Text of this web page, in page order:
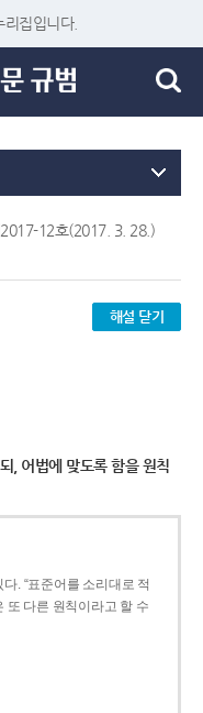
집입니다.
12호(2017. 3. 28.)
해설 닫기
, 어법에 맞도록 함을 원칙
. “표준어를 소리대로 적
또 다른 원칙이라고 할 수